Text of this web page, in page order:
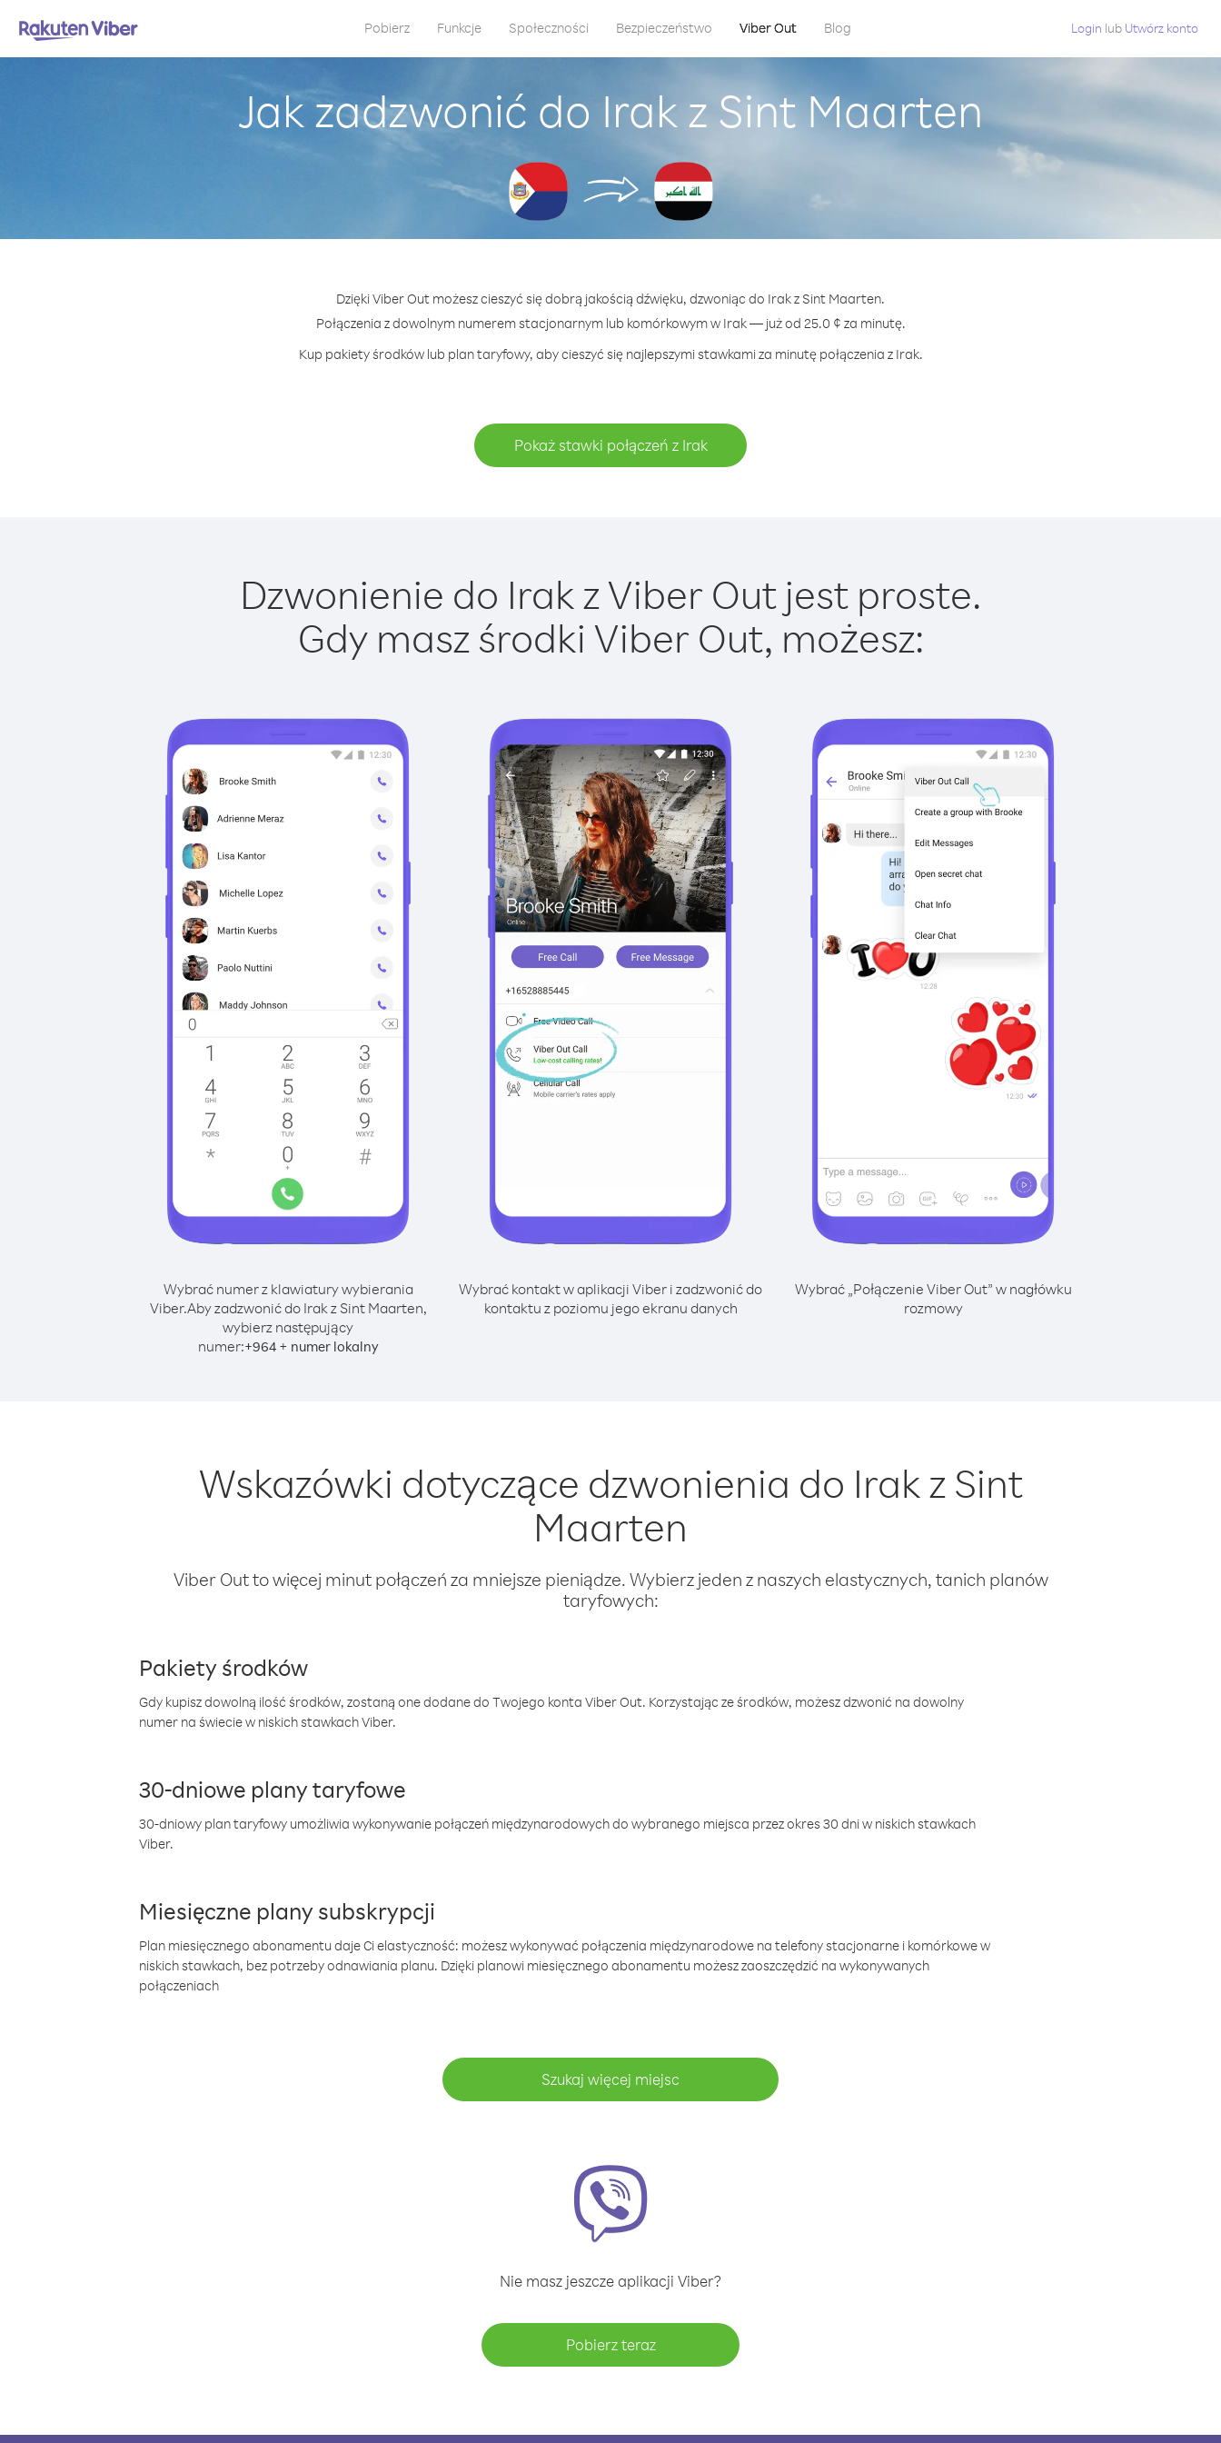
Pobierz Funkcje Społeczności Bezpieczeństwo Viber Out Blog Login lub Utwórz konto
Jak zadzwonić do Irak z Sint Maarten
Dzięki Viber Out możesz cieszyć się dobrą jakością dźwięku, dzwoniąc do Irak z Sint Maarten.
Połączenia z dowolnym numerem stacjonarnym lub komórkowym w Irak — już od 25.0 ¢ za minutę.
Kup pakiety środków lub plan taryfowy, aby cieszyć się najlepszymi stawkami za minutę połączenia z Irak.
Pokaż stawki połączeń z Irak
Dzwonienie do Irak z Viber Out jest proste.
Gdy masz środki Viber Out, możesz:
Wybrać numer z klawiatury wybierania
Viber.Aby zadzwonić do Irak z Sint Maarten,
wybierz następujący
numer:+964+ numer lokalny
Wybrać kontakt w aplikacji Viber i zadzwonić do
kontaktu z poziomu jego ekranu danych
Wybrać „Połączenie Viber Out” w nagłówku
rozmowy
Wskazówki dotyczące dzwonienia do Irak z Sint
Maarten
Viber Out to więcej minut połączeń za mniejsze pieniądze. Wybierz jeden z naszych elastycznych, tanich planów
taryfowych:
Pakiety środków
Gdy kupisz dowolną ilość środków, zostaną one dodane do Twojego konta Viber Out. Korzystając ze środków, możesz dzwonić na dowolny
numer na świecie w niskich stawkach Viber.
30-dniowe plany taryfowe
30-dniowy plan taryfowy umożliwia wykonywanie połączeń międzynarodowych do wybranego miejsca przez okres 30 dni w niskich stawkach
Viber.
Miesięczne plany subskrypcji
Plan miesięcznego abonamentu daje Ci elastyczność: możesz wykonywać połączenia międzynarodowe na telefony stacjonarne i komórkowe w
niskich stawkach, bez potrzeby odnawiania planu. Dzięki planowi miesięcznego abonamentu możesz zaoszczędzić na wykonywanych
połączeniach
Szukaj więcej miejsc
Nie masz jeszcze aplikacji Viber?
Pobierz teraz